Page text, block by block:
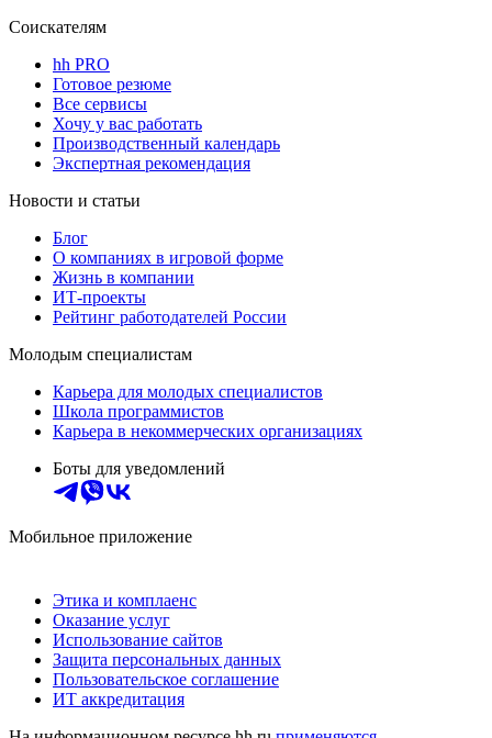
Соискателям
hh PRO
Готовое резюме
Все сервисы
Хочу у вас работать
Производственный календарь
Экспертная рекомендация
Новости и статьи
Блог
О компаниях в игровой форме
Жизнь в компании
ИТ-проекты
Рейтинг работодателей России
Молодым специалистам
Карьера для молодых специалистов
Школа программистов
Карьера в некоммерческих организациях
Боты для уведомлений
Мобильное приложение
Этика и комплаенс
Оказание услуг
Использование сайтов
Защита персональных данных
Пользовательское соглашение
ИТ аккредитация